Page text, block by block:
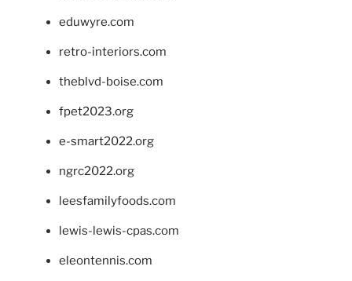
eduwyre.com
retro-interiors.com
theblvd-boise.com
fpet2023.org
e-smart2022.org
ngrc2022.org
leesfamilyfoods.com
lewis-lewis-cpas.com
eleontennis.com